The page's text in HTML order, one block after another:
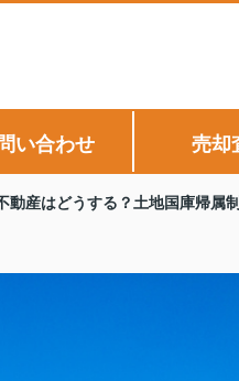
い合わせ 売却
動産はどうする？土地国庫帰属